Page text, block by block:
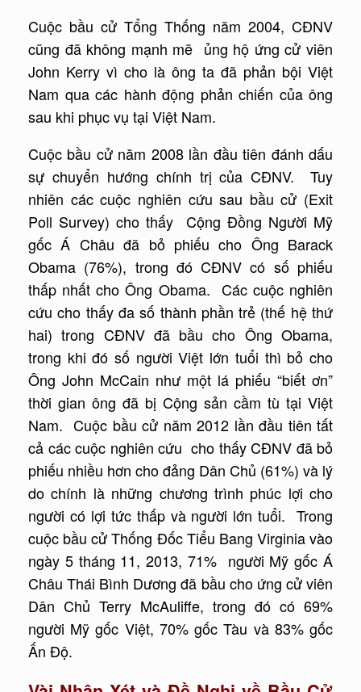
Cuộc bầu cử Tổng Thống năm 2004, CĐNV
cũng đã không mạnh mẽ ủng hộ ứng cử viên
John Kerry vì cho là ông ta đã phản bội Việt
Nam qua các hành động phản chiến của ông
sau khi phục vụ tại Việt Nam.
Cuộc bầu cử năm 2008 lần đầu tiên đánh dấu
sự chuyển hướng chính trị của CĐNV. Tuy
nhiên các cuộc nghiên cứu sau bầu cử (Exit
Poll Survey) cho thấy Cộng Đồng Người Mỹ
gốc Á Châu đã bỏ phiếu cho Ông Barack
Obama (76%), trong đó CĐNV có số phiếu
thấp nhất cho Ông Obama. Các cuộc nghiên
cứu cho thấy đa số thành phần trẻ (thế hệ thứ
hai) trong CĐNV đã bầu cho Ông Obama,
trong khi đó số người Việt lớn tuổi thì bỏ cho
Ông John McCain như một lá phiếu “biết ơn”
thời gian ông đã bị Cộng sản cầm tù tại Việt
Nam. Cuộc bầu cử năm 2012 lần đầu tiên tất
cả các cuộc nghiên cứu cho thấy CĐNV đã bỏ
phiếu nhiều hơn cho đảng Dân Chủ (61%) và lý
do chính là những chương trình phúc lợi cho
người có lợi tức thấp và người lớn tuổi. Trong
cuộc bầu cử Thống Đốc Tiểu Bang Virginia vào
ngày 5 tháng 11, 2013, 71% người Mỹ gốc Á
Châu Thái Bình Dương đã bầu cho ứng cử viên
Dân Chủ Terry McAuliffe, trong đó có 69%
người Mỹ gốc Việt, 70% gốc Tàu và 83% gốc
Ấn Độ.